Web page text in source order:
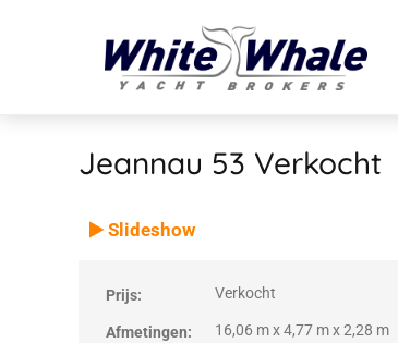
Jeannau 53 Verkocht
VERKOCHT
Verkocht
Slideshow
Prijs: Verkocht
Afmetingen: 16,06 m x 4,77 m x 2,28 m